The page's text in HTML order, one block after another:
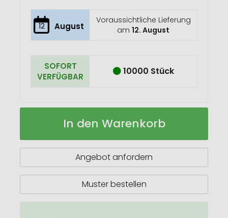
12 August
Voraussichtliche Lieferung
am12. August
SOFORT
VERFÜGBAR
10000 Stück
Untersetzer
In den Warenkorb
Angebot anfordern
Muster bestellen